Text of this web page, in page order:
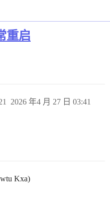
重启
2026 年4 月 27 日 03:41
Kxa)